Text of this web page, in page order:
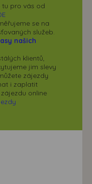
tu pro vás od
se na
služeb.
našich
klientů,
jim slevy
zájezdy
i zaplatit
online